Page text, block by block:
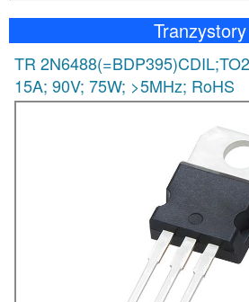
Tranzystory
TR
15A; 90V; 75W; >5MHz; RoHS